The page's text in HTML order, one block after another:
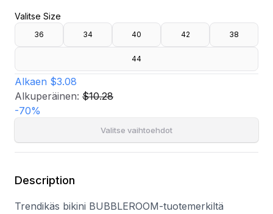
- Irrotettava pehmuste
- Korkealle leikattu lahkeensuu
- Vuorattu
Valitse Size
36 34 40 42 38
44
Alkaen $3.08
Alkuperäinen: $10.28
-70%
Valitse vaihtoehdot
Description
Trendikäs bikini BUBBLEROOM-tuotemerkiltä